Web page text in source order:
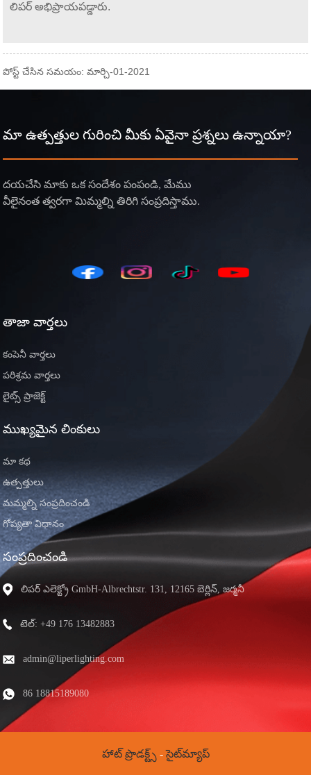
లిపర్ అభిప్రాయపడ్డారు.
పోస్ట్ చేసిన సమయం: మార్చి-01-2021
మా ఉత్పత్తుల గురించి మీకు ఏవైనా ప్రశ్నలు ఉన్నాయా?
దయచేసి మాకు ఒక సందేశం పంపండి, మేము
వీలైనంత త్వరగా మిమ్మల్ని తిరిగి సంప్రదిస్తాము.
తాజా వార్తలు
కంపెనీ వార్తలు
పరిశ్రమ వార్తలు
లైట్స్ ప్రాజెక్ట్
ముఖ్యమైన లింకులు
మా కథ
ఉత్పత్తులు
మమ్మల్ని సంప్రదించండి
గోప్యతా విధానం
సంప్రదించండి
లిపర్ ఎలెక్ట్రో GmbH-Albrechtstr. 131, 12165 బెర్లిన్, జర్మనీ
టెల్: +49 176 13482883
admin@liperlighting.com
86 18815189080
హాట్ ప్రొడక్ట్స్ -సైట్‌మ్యాప్
© కాపీరైట్ - 2020-2025 : సర్వ హక్కులు సంరక్షించబడినవి. స్నేహితుల గొలుసు: |